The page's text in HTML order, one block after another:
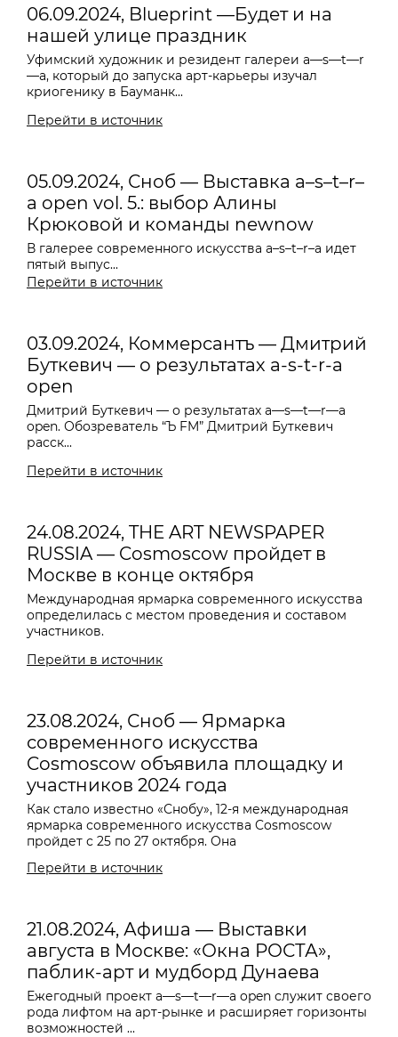
06.09.2024, Blueprint —Будет и на
нашей улице праздник
Уфимский художник и резидент галереи a—s—t—r
—a, который до запуска арт-карьеры изучал
криогенику в Бауманк...
Перейти в источник
05.09.2024, Сноб — Выставка a–s–t–r–
a open vol. 5.: выбор Алины
Крюковой и команды newnow
В галерее современного искусства a–s–t–r–a идет
пятый выпус...
Перейти в источник
03.09.2024, Коммерсантъ — Дмитрий
Буткевич — о результатах a-s-t-r-a
open
Дмитрий Буткевич — о результатах a—s—t—r—a
open. Обозреватель “Ъ FM” Дмитрий Буткевич
расск...
Перейти в источник
24.08.2024, THE ART NEWSPAPER
RUSSIA — Cosmoscow пройдет в
Москве в конце октября
Международная ярмарка современного искусства
определилась с местом проведения и составом
участников.
Перейти в источник
23.08.2024, Сноб — Ярмарка
современного искусства
Cosmoscow объявила площадку и
участников 2024 года
Как стало известно «Снобу», 12-я международная
ярмарка современного искусства Cosmoscow
пройдет с 25 по 27 октября. Она
Перейти в источник
21.08.2024, Афиша — Выставки
августа в Москве: «Окна РОСТА»,
паблик-арт и мудборд Дунаева
Ежегодный проект a—s—t—r—a open служит своего
рода лифтом на арт-рынке и расширяет горизонты
возможностей ...